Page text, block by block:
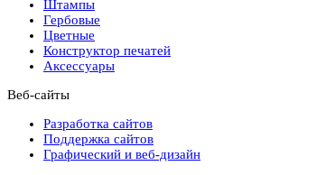
Штампы
Гербовые
Цветные
Конструктор печатей
Аксессуары
Веб-сайты
Разработка сайтов
Поддержка сайтов
Графический и веб-дизайн